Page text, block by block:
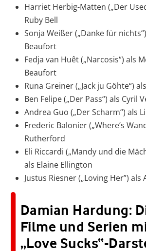
Harriet Herbig-Matten („Der
Ruby Bell
Sonja Weißer („Danke für
Beaufort
Fedja van Huêt („Narcosis“) als
Beaufort
Runa Greiner („Jack ju Göhte“)
Ben Felipe („Der Pass“) als Cyril
Andrea Guo („Der Scharm“) als
Frederic Balonier („Where’s
Rutherford
Eli Riccardi („Mandy und die
als Elaine Ellington
Justus Riesner („Loving Her”)
Damian Hardung:
Filme und Serien
„Love Sucks“-